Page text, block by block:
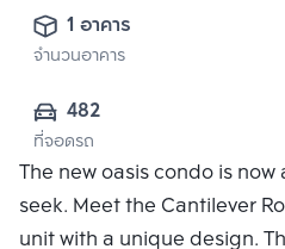
1 อาคาร
จำนวนอาคาร
482
ที่จอดรถ
The new oasis condo is now
seek. Meet the Cantilever
unit with a unique design.